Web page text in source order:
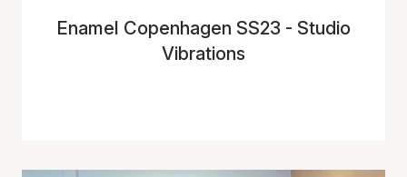
Enamel Copenhagen SS23 - Studio
Vibrations